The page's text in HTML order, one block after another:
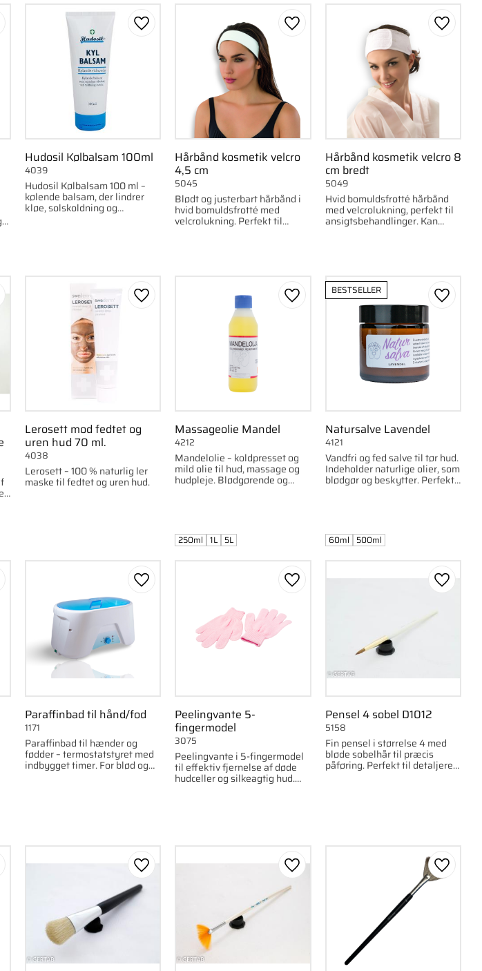
som favorit
Hudosil Kølbalsam 100ml
Hudosil Kølbalsam 100 ml –
kølende balsam, der lindrer
kløe, solskoldning og
4039
Gem som favorit
Hårbånd kosmetik velcro
4,5 cm
Blødt og justerbart hårbånd i
hvid bomuldsfrotté med
velcrolukning. Perfekt til
5045
Gem som favorit
Hårbånd kosmetik velcro 8
cm bredt
Hvid bomuldsfrotté hårbånd
med velcrolukning, perfekt til
ansigtsbehandlinger. Kan
5049
Gem
som favorit
Lerosett mod fedtet og
uren hud 70 ml.
Lerosett – 100 % naturlig ler
maske til fedtet og uren hud.
4038
Gem som favorit
Massageolie Mandel
Mandelolie – koldpresset og
mild olie til hud, massage og
hudpleje. Blødgørende og
egnet til alle hudtyper.
4212
Gem som favorit
250ml 1L 5L
Natursalve Lavendel
Vandfri og fed salve til tør hud.
Indeholder naturlige olier, som
blødgør og beskytter. Perfekt
til tørre hænder, fødder og
4121
BESTSELLER
Gem
60ml 500ml
som favorit
Paraffinbad til hånd/fod
Paraffinbad til hænder og
fødder – termostatstyret med
indbygget timer. For blød og
behagelig hud.
1171
Gem som favorit
Peelingvante 5-
fingermodel
Peelingvante i 5-fingermodel
til effektiv fjernelse af døde
hudceller og silkeagtig hud.
Findes i flere farver.
3075
Gem som favorit
Pensel 4 sobel D1012
Fin pensel i størrelse 4 med
bløde sobelhår til præcis
påføring. Perfekt til detaljeret
arbejde.
5158
Gem
som favorit Gem som favorit Gem som favorit Gem